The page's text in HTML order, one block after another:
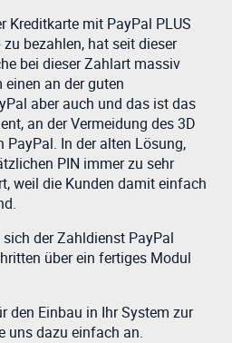
Kreditkarte mit PayPal PLUS
bezahlen, hat seit dieser
bei dieser Zahlart massiv
an der guten
aber auch und das ist das
an der Vermeidung des 3D
PayPal. In der alten Lösung,
PIN immer zu sehr
weil die Kunden damit einfach
der Zahldienst PayPal
über ein fertiges Modul
den Einbau in Ihr System zur
uns dazu einfach an.